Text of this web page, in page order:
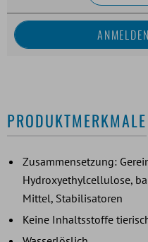
PRODUKTMERKMALE
Zusammensetzung:
Hydroxyethylcellulose,
Mittel, Stabilisatoren
Keine Inhaltsstoffe